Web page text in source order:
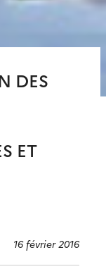
DES
ET
16 février 2016